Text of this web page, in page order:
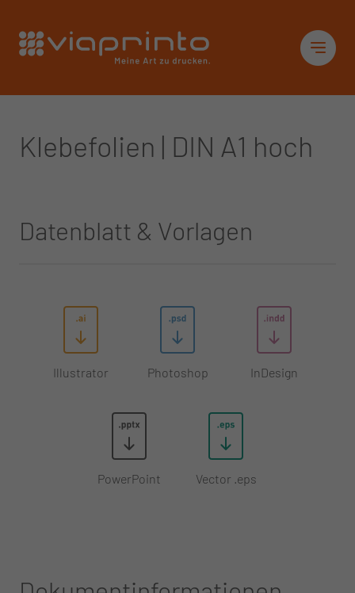
Klebefolien | DIN A1 hoch
Datenblatt & Vorlagen
Illustrator Photoshop InDesign
PowerPoint Vector .eps